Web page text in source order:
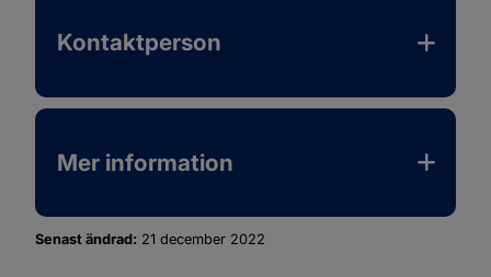
Kontaktperson
Mer information
Senast ändrad: 21 december 2022